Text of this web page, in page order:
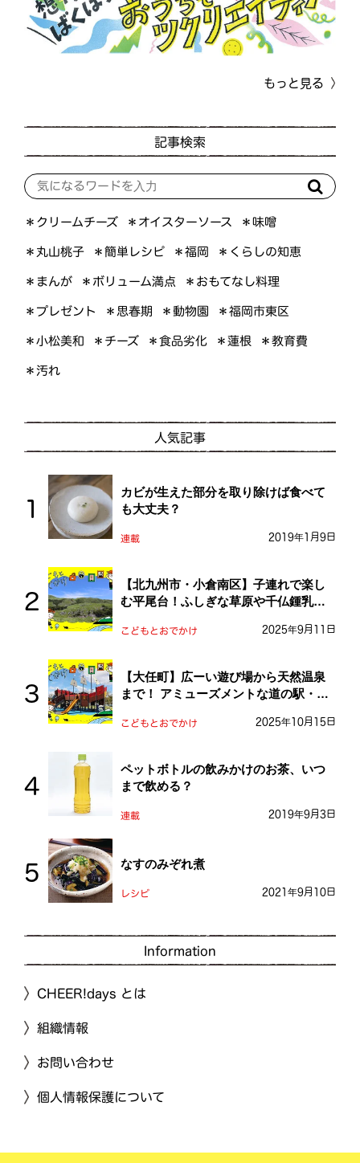
もっと見る
記事検索
＊クリームチーズ ＊オイスターソース ＊味噌
＊丸山桃子 ＊簡単レシピ ＊福岡 ＊くらしの知恵
＊まんが ＊ボリューム満点 ＊おもてなし料理
＊プレゼント ＊思春期 ＊動物園 ＊福岡市東区
＊小松美和 ＊チーズ ＊食品劣化 ＊蓮根 ＊教育費
＊汚れ
人気記事
カビが生えた部分を取り除けば食べて
も大丈夫？
連載 2019年1月9日
【北九州市・小倉南区】子連れで楽し
む平尾台！ふしぎな草原や千仏鍾乳洞
こどもとおでかけ 2025年9月11日
【大任町】広ーい遊び場から天然温泉
まで！ アミューズメントな道の駅・お
こどもとおでかけ 2025年10月15日
ペットボトルの飲みかけのお茶、いつ
まで飲める？
連載 2019年9月3日
なすのみぞれ煮
レシピ 2021年9月10日
Information
CHEER!days とは
組織情報
お問い合わせ
個人情報保護について